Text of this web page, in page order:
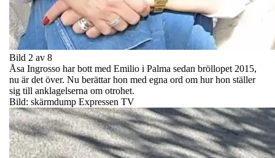
Bild 2 av 8
Åsa Ingrosso har bott med Emilio i Palma sedan bröllopet 2015,
nu är det över. Nu berättar hon med egna ord om hur hon ställer
sig till anklagelserna om otrohet.
Bild: skärmdump Expressen TV